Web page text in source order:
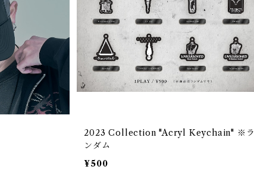
2023 Collection "Acryl Keychain" ※ラ
ンダム
¥500